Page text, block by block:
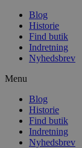
Blog
Historie
Find butik
Indretning
Nyhedsbrev
Menu
Blog
Historie
Find butik
Indretning
Nyhedsbrev